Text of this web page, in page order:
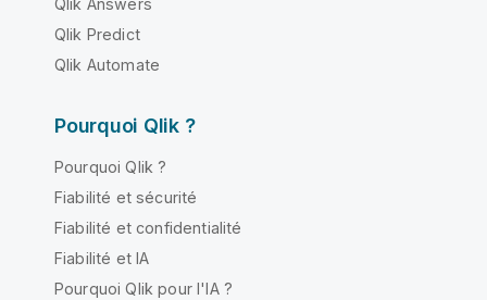
Qlik Answers
Qlik Predict
Qlik Automate
Pourquoi Qlik ?
Pourquoi Qlik ?
Fiabilité et sécurité
Fiabilité et confidentialité
Fiabilité et IA
Pourquoi Qlik pour l'IA ?